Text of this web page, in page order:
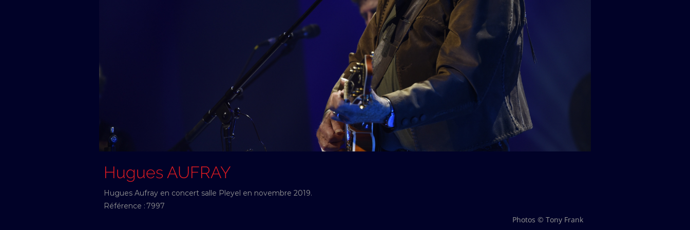
Hugues AUFRAY
Hugues Aufray en concert salle Pleyel en novembre 2019.
Référence : 7997
Photos © Tony Frank